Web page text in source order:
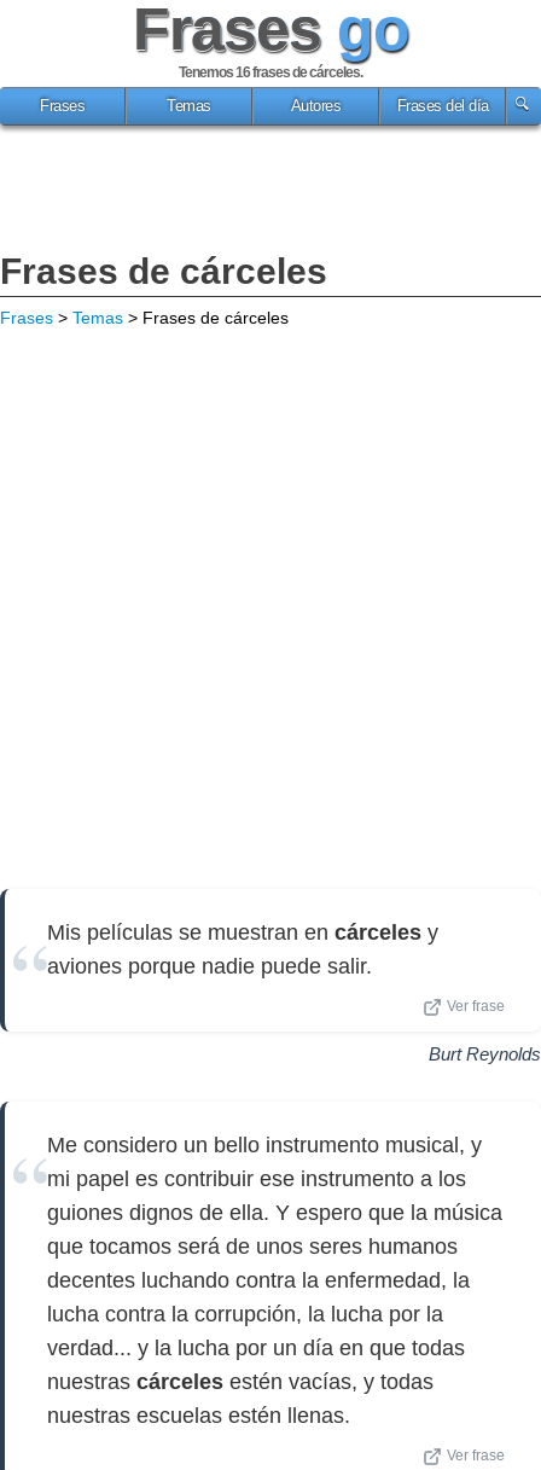
Frases go
Tenemos 16frases de cárceles.
Frases
Temas Autores Frases del día
Frases de cárceles
Frases > Temas > Frases de cárceles
Mis películas se muestran en cárceles y
aviones porque nadie puede salir.
Ver frase
Burt Reynolds
Me considero un bello instrumento musical, y
mi papel es contribuir ese instrumento a los
guiones dignos de ella. Y espero que la música
que tocamos será de unos seres humanos
decentes luchando contra la enfermedad, la
lucha contra la corrupción, la lucha por la
verdad... y la lucha por un día en que todas
nuestras cárceles estén vacías, y todas
nuestras escuelas estén llenas.
Ver frase